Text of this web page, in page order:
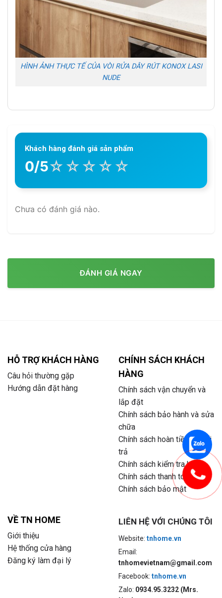
HÌNH ẢNH THỰC TẾ CỦA VÒI RỬA DÂY RÚT KONOX LASI
NUDE
Khách hàng đánh giá sản phẩm
0/5☆ ☆ ☆ ☆ ☆
Chưa có đánh giá nào.
ĐÁNH GIÁ NGAY
HỖ TRỢ KHÁCH HÀNG
Câu hỏi thường gặp
Hướng dẫn đặt hàng
CHÍNH SÁCH KHÁCH
HÀNG
Chính sách vận chuyển và
lắp đặt
Chính sách bảo hành và sửa
chữa
Chính sách hoàn tiền và đổi
trả
Chính sách kiểm tra hàng
Chính sách thanh toán
Chính sách bảo mật
VỀ TN HOME
Giới thiệu
Hệ thống cửa hàng
Đăng ký làm đại lý
LIÊN HỆ VỚI CHÚNG TÔI
Website: tnhome.vn
Email:
tnhomevietnam@gmail.com
Facebook: tnhome.vn
Zalo: 0934.95.3232 (Mrs.